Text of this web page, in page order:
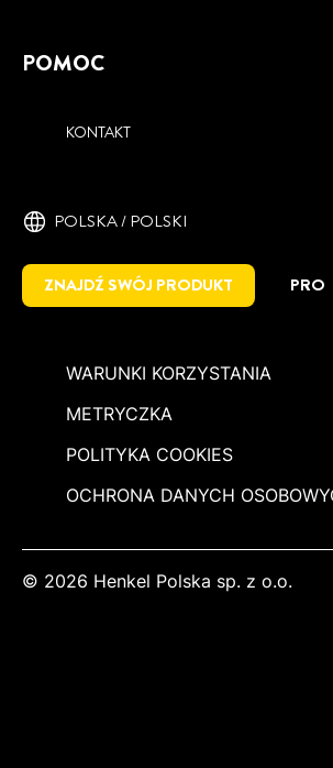
POMOC
KONTAKT
POLSKA / POLSKI
ZNAJDŹ SWÓJ PRODUKT PRO
WARUNKI KORZYSTANIA
METRYCZKA
POLITYKA COOKIES
OCHRONA DANYCH
© 2026 Henkel Polska sp. z o.o.